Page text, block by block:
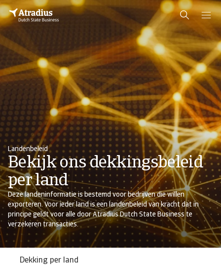
Landenbeleid
Bekijk ons dekkingsbeleid
per land
Deze landeninformatie is bestemd voor bedrijven die willen
exporteren. Voor ieder land is een landenbeleid van kracht dat in
principe geldt voor alle door Atradius Dutch State Business te
verzekeren transacties.
Dekking per land